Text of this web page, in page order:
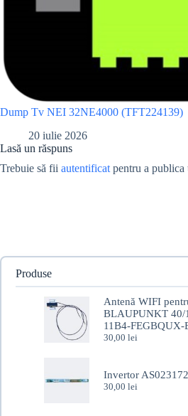
Dump Tv NEI 32NE4000 (TFT224139)
20 iulie 2026
Lasă un răspuns
Trebuie să fii autentificat pentru a publica
Produse
Antenă WIFI
BLAUPUNKT 40/
11B4-FEGBQUX-
30,00 lei
Invertor
30,00 lei